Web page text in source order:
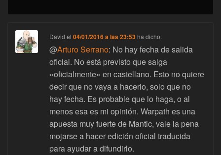
David el04/01/2016 a las 23:53 ha dicho:
@Arturo Serrano: No hay fecha de salida
oficial. No está previsto que salga
«oficialmente» en castellano. Esto no quiere
decir que no vaya a hacerlo, solo que no
hay fecha. Es probable que lo haga, o al
menos esa es mi opinión. Warpath es una
apuesta muy fuerte de Mantic, vale la pena
mojarse a hacer edición oficial traducida
para ayudar a difundirlo.